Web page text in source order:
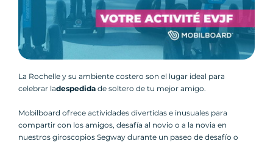
La Rochelle y su ambiente costero son el lugar ideal para
celebrar ladespedida de soltero de tu mejor amigo.
Mobilboard ofrece actividades divertidas e inusuales para
compartir con los amigos, desafía al novio o a la novia en
nuestros giroscopios Segway durante un paseo de desafío o